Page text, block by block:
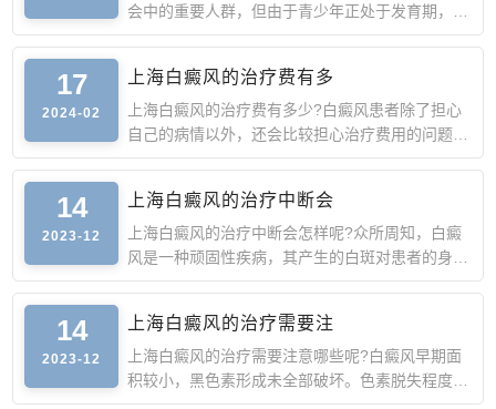
会中的重要人群，但由于青少年正处于发育期，此
时身体抵抗力较弱
17
2024-02
上海白癜风的治疗费有多
上海白癜风的治疗费有多少?白癜风患者除了担心
自己的病情以外，还会比较担心治疗费用的问题。
由于白癜风的诱因
14
2023-12
上海白癜风的治疗中断会
上海白癜风的治疗中断会怎样呢?众所周知，白癜
风是一种顽固性疾病，其产生的白斑对患者的身心
造成严重的影响，
14
2023-12
上海白癜风的治疗需要注
上海白癜风的治疗需要注意哪些呢?白癜风早期面
积较小，黑色素形成未全部破坏。色素脱失程度较
轻，这时去正规医